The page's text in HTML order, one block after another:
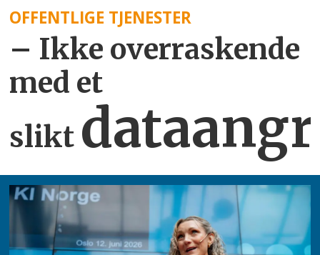
OFFENTLIGE TJENESTER
– Ikke overraskende
med et
slikt